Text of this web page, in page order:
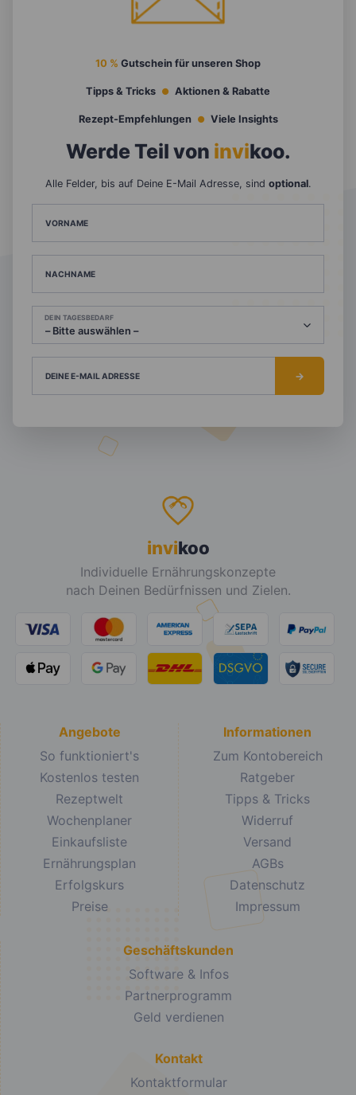
10 % Gutschein für unseren Shop
Tipps & Tricks Aktionen & Rabatte
Rezept-Empfehlungen Viele Insights
Werde Teil von invikoo.
Alle Felder, bis auf Deine E-Mail Adresse, sind optional.
VORNAME
NACHNAME
DEIN TAGESBEDARF
DEINE E-MAIL ADRESSE
invikoo
Individuelle Ernährungskonzepte
nach Deinen Bedürfnissen und Zielen.
Angebote
So funktioniert's
Kostenlos testen
Rezeptwelt
Wochenplaner
Einkaufsliste
Ernährungsplan
Erfolgskurs
Preise
Informationen
Zum Kontobereich
Ratgeber
Tipps & Tricks
Widerruf
Versand
AGBs
Datenschutz
Impressum
Geschäftskunden
Software & Infos
Partnerprogramm
Geld verdienen
Kontakt
Kontaktformular